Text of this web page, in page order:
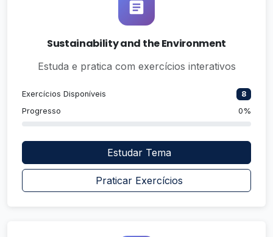
Sustainability and the Environment
Estuda e pratica com exercícios interativos
Exercícios Disponíveis
8
Progresso
0%
Estudar Tema
Praticar Exercícios